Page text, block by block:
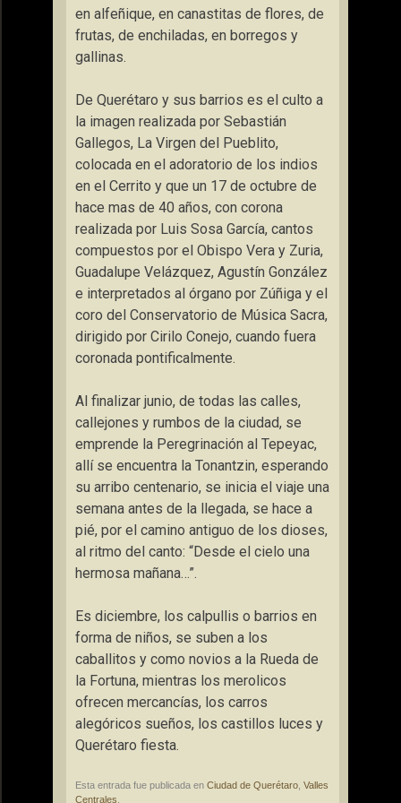
en alfeñique, en canastitas de flores, de
frutas, de enchiladas, en borregos y
gallinas.
De Querétaro y sus barrios es el culto a
la imagen realizada por Sebastián
Gallegos, La Virgen del Pueblito,
colocada en el adoratorio de los indios
en el Cerrito y que un 17 de octubre de
hace mas de 40 años, con corona
realizada por Luis Sosa García, cantos
compuestos por el Obispo Vera y Zuria,
Guadalupe Velázquez, Agustín González
e interpretados al órgano por Zúñiga y el
coro del Conservatorio de Música Sacra,
dirigido por Cirilo Conejo, cuando fuera
coronada pontificalmente.
Al finalizar junio, de todas las calles,
callejones y rumbos de la ciudad, se
emprende la Peregrinación al Tepeyac,
allí se encuentra la Tonantzin, esperando
su arribo centenario, se inicia el viaje una
semana antes de la llegada, se hace a
pié, por el camino antiguo de los dioses,
al ritmo del canto: “Desde el cielo una
hermosa mañana…”.
Es diciembre, los calpullis o barrios en
forma de niños, se suben a los
caballitos y como novios a la Rueda de
la Fortuna, mientras los merolicos
ofrecen mercancías, los carros
alegóricos sueños, los castillos luces y
Querétaro fiesta.
Esta entrada fue publicada en Ciudad de Querétaro Valles
Centrales